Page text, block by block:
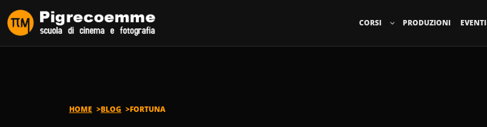
Vai al contenuto
CORSI PRODUZIONI EVENTI
HOME BLOG FORTUNA